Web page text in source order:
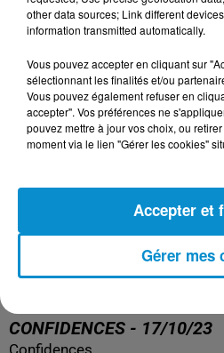
CONFIDENCES - 17/10/23
Confidences
other data sources; Link different
information transmitted automatically.
Vous pouvez accepter en cliquant sur
sélectionnant les finalités et/ou
Vous pouvez également refuser en
accepter". Vos préférences ne
pouvez mettre à jour vos choix, ou
moment via le lien "Gérer les cookies"
Gérer mes
Accepter et